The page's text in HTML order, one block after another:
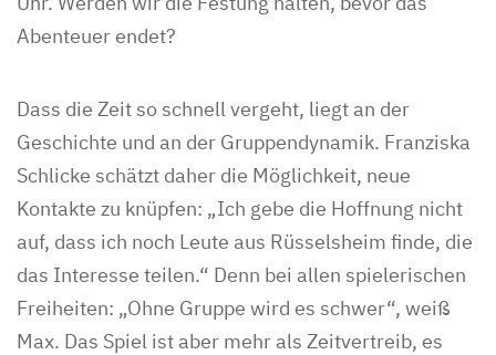
Abenteuer endet?
Dass die Zeit so schnell vergeht, liegt an der
Geschichte und an der Gruppendynamik. Franziska
Schlicke schätzt daher die Möglichkeit, neue
Kontakte zu knüpfen: „Ich gebe die Hoffnung nicht
auf, dass ich noch Leute aus Rüsselsheim finde, die
das Interesse teilen.“ Denn bei allen spielerischen
Freiheiten: „Ohne Gruppe wird es schwer“, weiß
Max. Das Spiel ist aber mehr als Zeitvertreib, es